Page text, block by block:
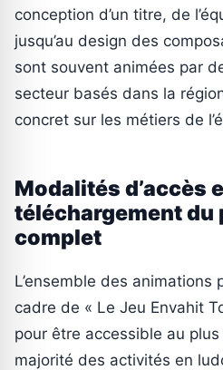
conception d’un titre, de
jusqu’au design des
sont souvent animées par
secteur basés dans la
concret sur les métiers de
Modalités d’accès
téléchargement du
complet
L’ensemble des animations
cadre de « Le Jeu Envahit
pour être accessible au
majorité des activités en